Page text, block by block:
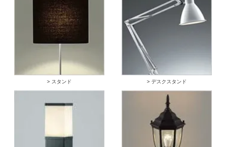
> スタンド > デスクスタンド